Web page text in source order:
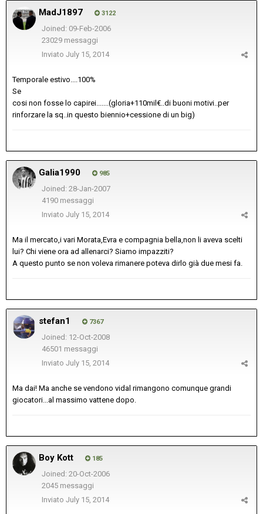
MadJ1897 3122
Joined: 09-Feb-2006
23029 messaggi
Inviato July 15, 2014
Temporale estivo....100%
Se
cosi non fosse lo capirei.......(gloria+110mil€..di buoni motivi..per
rinforzare la sq..in questo biennio+cessione di un big)
Galia1990 985
Joined: 28-Jan-2007
4190 messaggi
Inviato July 15, 2014
Ma il mercato,i vari Morata,Evra e compagnia bella,non li aveva scelti
lui? Chi viene ora ad allenarci? Siamo impazziti?
A questo punto se non voleva rimanere poteva dirlo già due mesi fa.
stefan1 7367
Joined: 12-Oct-2008
46501 messaggi
Inviato July 15, 2014
Ma dai! Ma anche se vendono vidal rimangono comunque grandi
giocatori...al massimo vattene dopo.
Boy Kott 185
Joined: 20-Oct-2006
2045 messaggi
Inviato July 15, 2014